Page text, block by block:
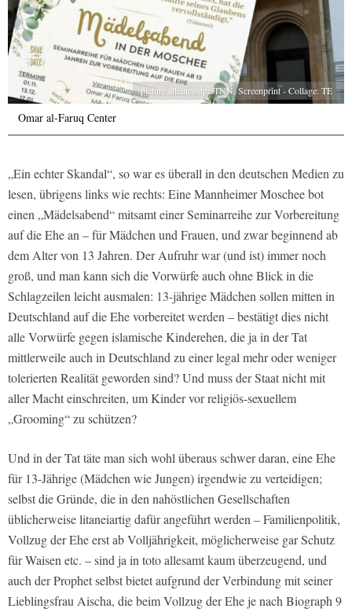
picture alliance/dpa/TNN, Screenprint - Collage: TE
Omar al-Faruq Center
„Ein echter Skandal“, so war es überall in den deutschen Medien zu
lesen, übrigens links wie rechts: Eine Mannheimer Moschee bot
einen „Mädelsabend“ mitsamt einer Seminarreihe zur Vorbereitung
auf die Ehe an – für Mädchen und Frauen, und zwar beginnend ab
dem Alter von 13 Jahren. Der Aufruhr war (und ist) immer noch
groß, und man kann sich die Vorwürfe auch ohne Blick in die
Schlagzeilen leicht ausmalen: 13-jährige Mädchen sollen mitten in
Deutschland auf die Ehe vorbereitet werden – bestätigt dies nicht
alle Vorwürfe gegen islamische Kinderehen, die ja in der Tat
mittlerweile auch in Deutschland zu einer legal mehr oder weniger
tolerierten Realität geworden sind? Und muss der Staat nicht mit
aller Macht einschreiten, um Kinder vor religiös-sexuellem
„Grooming“ zu schützen?
Und in der Tat täte man sich wohl überaus schwer daran, eine Ehe
für 13-Jährige (Mädchen wie Jungen) irgendwie zu verteidigen;
selbst die Gründe, die in den nahöstlichen Gesellschaften
üblicherweise litaneiartig dafür angeführt werden – Familienpolitik,
Vollzug der Ehe erst ab Volljährigkeit, möglicherweise gar Schutz
für Waisen etc. – sind ja in toto allesamt kaum überzeugend, und
auch der Prophet selbst bietet aufgrund der Verbindung mit seiner
Lieblingsfrau Aischa, die beim Vollzug der Ehe je nach Biograph 9